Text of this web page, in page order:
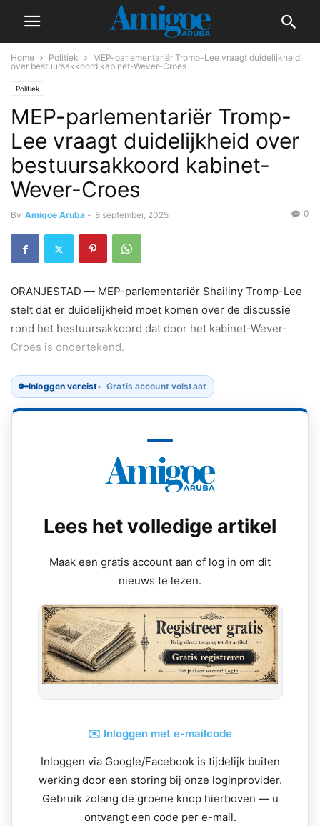
Home Politiek
MEP-parlementariër Tromp-Lee vraagt duidelijkheid
over bestuursakkoord kabinet-Wever-Croes
Politiek
MEP-parlementariër Tromp-
Lee vraagt duidelijkheid over
bestuursakkoord kabinet-
Wever-Croes
By Amigoe Aruba - 8 september, 2025 0
ORANJESTAD — MEP-parlementariër Shailiny Tromp-Lee
stelt dat er duidelijkheid moet komen over de discussie
rond het bestuursakkoord dat door het kabinet-Wever-
Croes is ondertekend.
🔑Inloggen vereist Gratis account volstaat
Lees het volledige artikel
Maak een gratis account aan of log in om dit
nieuws te lezen.
✉️ Inloggen met e-mailcode
Inloggen via Google/Facebook is tijdelijk buiten
werking door een storing bij onze loginprovider.
Gebruik zolang de groene knop hierboven — u
ontvangt een code per e-mail.